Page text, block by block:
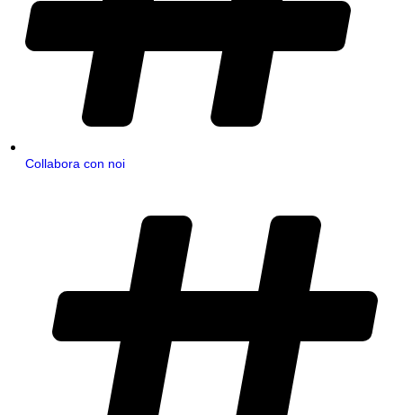
Collabora con noi